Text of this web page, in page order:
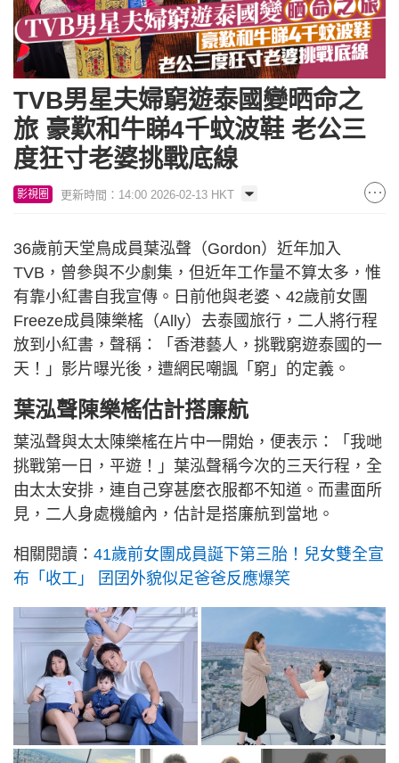
TVB男星夫婦窮遊泰國變晒命之
旅 豪歎和牛睇4千蚊波鞋 老公三
度狂寸老婆挑戰底線
影視圈 更新時間：14:00 2026-02-13 HKT
36歲前天堂鳥成員葉泓聲（Gordon）近年加入
TVB，曾參與不少劇集，但近年工作量不算太多，惟
有靠小紅書自我宣傳。日前他與老婆、42歲前女團
Freeze成員陳樂榣（Ally）去泰國旅行，二人將行程
放到小紅書，聲稱：「香港藝人，挑戰窮遊泰國的一
天！」影片曝光後，遭網民嘲諷「窮」的定義。
葉泓聲陳樂榣估計搭廉航
葉泓聲與太太陳樂榣在片中一開始，便表示：「我哋
挑戰第一日，平遊！」葉泓聲稱今次的三天行程，全
由太太安排，連自己穿甚麼衣服都不知道。而畫面所
見，二人身處機艙內，估計是搭廉航到當地。
相關閱讀： 41歲前女團成員誕下第三胎！兒女雙全宣
布「收工」 囝囝外貌似足爸爸反應爆笑